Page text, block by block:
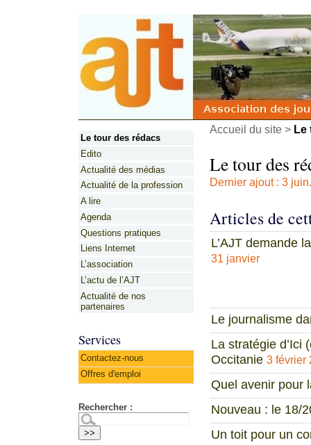
Accueil du site> Le
Le tour des
Dernier ajout : 3 juin.
Articles de
L’AJT demande
31 janvier
Le journalisme
La stratégie d’Ici
Occitanie 3 février
Quel avenir pour
Nouveau : le 18/
Un toit pour un
Le tour des rédacs
Edito
Actualité des médias
Actualité de la profession
A lire
Agenda
Questions pratiques
Liens Internet
L’association
L’actu de l’AJT
Actualité de nos
partenaires
Services
Contactez-nous
Offres d'emploi
Rechercher :